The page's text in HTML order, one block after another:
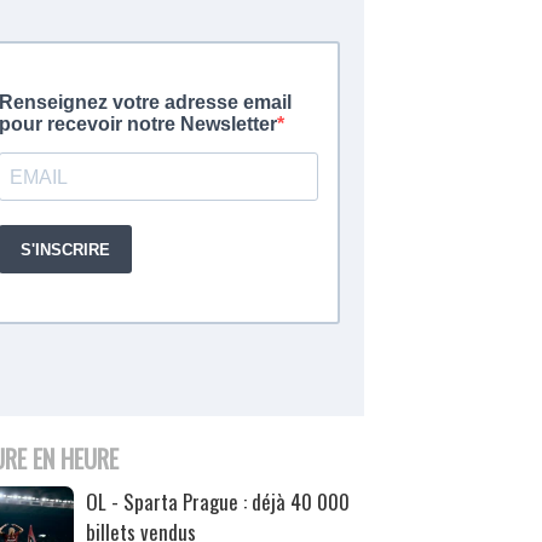
EN HEURE
OL - Sparta Prague : déjà 40 000
billets vendus